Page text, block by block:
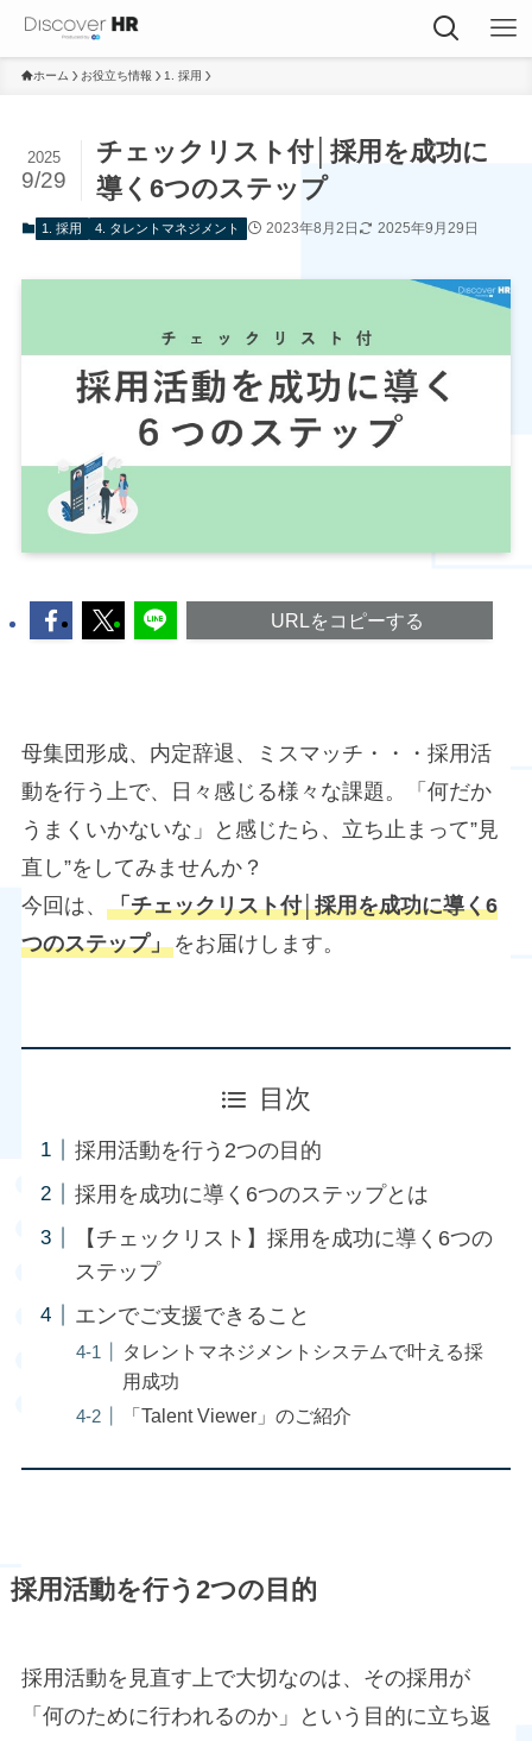
ホーム お役立ち情報 1. 採用
チェックリスト付│採用を成功に
導く6つのステップ
2025
9/29
1. 採用 4. タレントマネジメント 2023年8月2日 2025年9月29日
URLをコピーする
母集団形成、内定辞退、ミスマッチ・・・採用活
動を行う上で、日々感じる様々な課題。「何だか
うまくいかないな」と感じたら、立ち止まって”見
直し”をしてみませんか？
今回は、 「チェックリスト付│採用を成功に導く6
つのステップ」をお届けします。
目次
採用活動を行う2つの目的
採用を成功に導く6つのステップとは
【チェックリスト】採用を成功に導く6つの
ステップ
エンでご支援できること
タレントマネジメントシステムで叶える採
用成功
「Talent Viewer」のご紹介
採用活動を行う2つの目的
採用活動を見直す上で大切なのは、その採用が
「何のために行われるのか」という目的に立ち返